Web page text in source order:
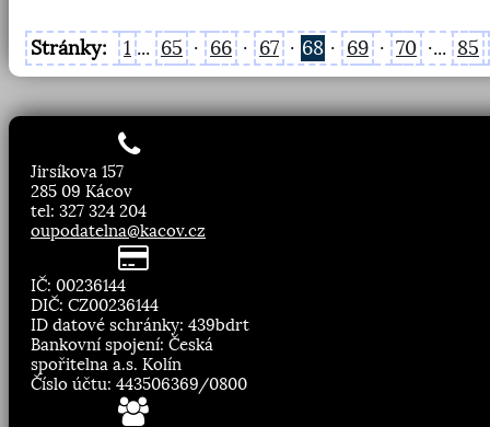
Stránky: 1 ... 65 · 66 · 67 · 68 · 69 · 70 ·... 85
Jirsíkova 157
285 09 Kácov
tel: 327 324 204
oupodatelna@kacov.cz
IČ: 00236144
DIČ: CZ00236144
ID datové schránky: 439bdrt
Bankovní spojení: Česká
spořitelna a.s. Kolín
Číslo účtu: 443506369/0800